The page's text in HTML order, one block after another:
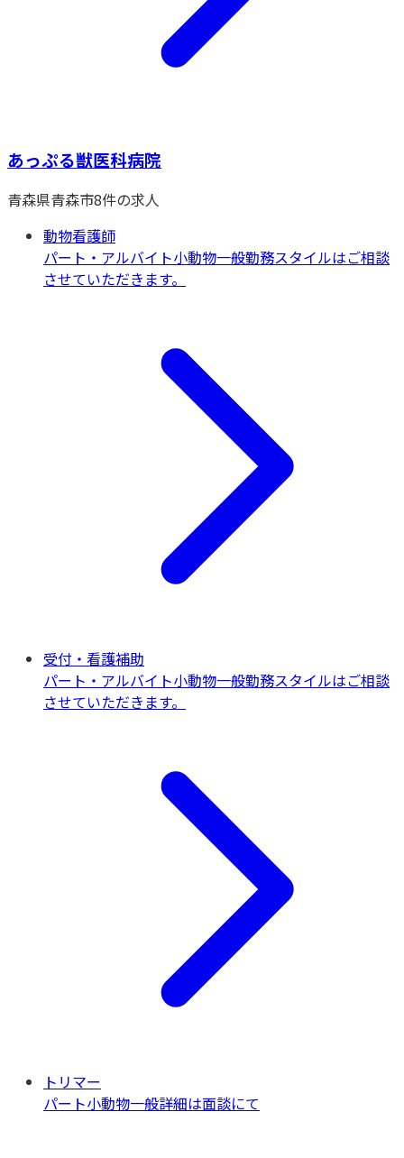
あっぷる獣医科病院
青森県青森市8件の求人
動物看護師
パート・アルバイト小動物一般勤務スタイルはご相談
させていただきます。
受付・看護補助
パート・アルバイト小動物一般勤務スタイルはご相談
させていただきます。
トリマー
パート小動物一般詳細は面談にて